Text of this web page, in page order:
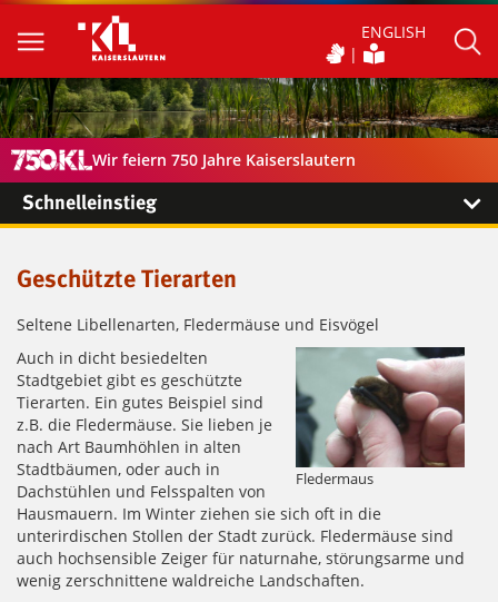
ENGLISH
Wir feiern 750 Jahre Kaiserslautern
Schnelleinstieg
Geschützte Tierarten
Seltene Libellenarten, Fledermäuse und Eisvögel
Fledermaus
Auch in dicht besiedelten
Stadtgebiet gibt es geschützte
Tierarten. Ein gutes Beispiel sind
z.B. die Fledermäuse. Sie lieben je
nach Art Baumhöhlen in alten
Stadtbäumen, oder auch in
Dachstühlen und Felsspalten von
Hausmauern. Im Winter ziehen sie sich oft in die
unterirdischen Stollen der Stadt zurück. Fledermäuse sind
auch hochsensible Zeiger für naturnahe, störungsarme und
wenig zerschnittene waldreiche Landschaften.